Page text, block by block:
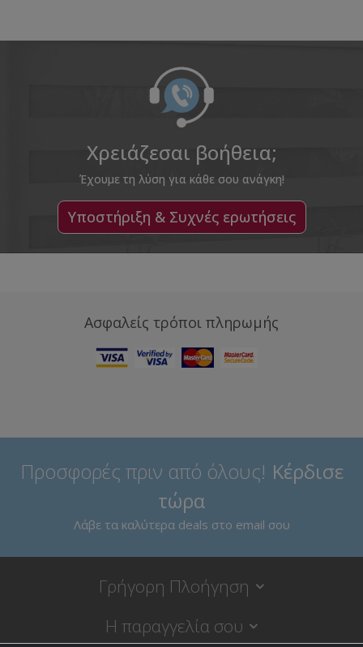
Χρειάζεσαι βοήθεια;
Έχουμε τη λύση για κάθε σου ανάγκη!
Υποστήριξη & Συχνές ερωτήσεις
Ασφαλείς τρόποι πληρωμής
Προσφορές πριν από όλους! Κέρδισε
τώρα
Λάβε τα καλύτερα deals στο email σου
Γρήγορη Πλοήγηση
Η παραγγελία σου